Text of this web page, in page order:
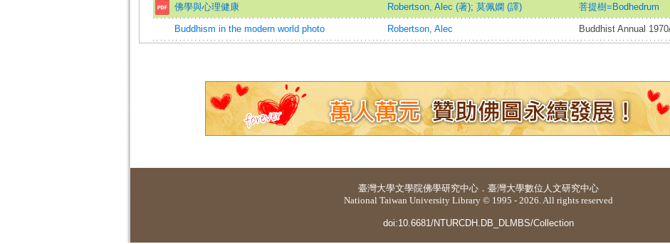
佛學與心理健康 Robertson, Alec (著); 莫佩嫻 (譯) 菩提樹=Bodhedrum
Buddhism in the modern world photo Robertson, Alec Buddhist Annual
臺灣大學文學院佛學研究中心 ． 臺灣大學數位人文研究中心
National Taiwan University Library © 1995 - 2026. All rights reserved
doi:10.6681/NTURCDH.DB_DLMBS/Collection